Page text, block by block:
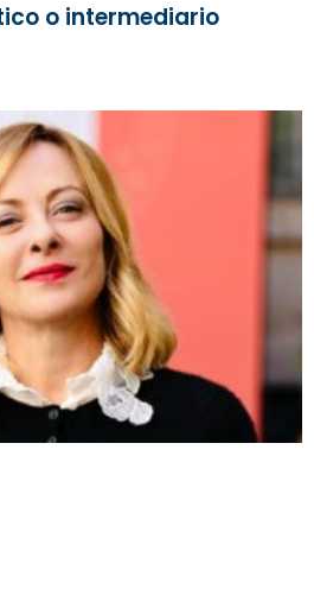
o intermediario